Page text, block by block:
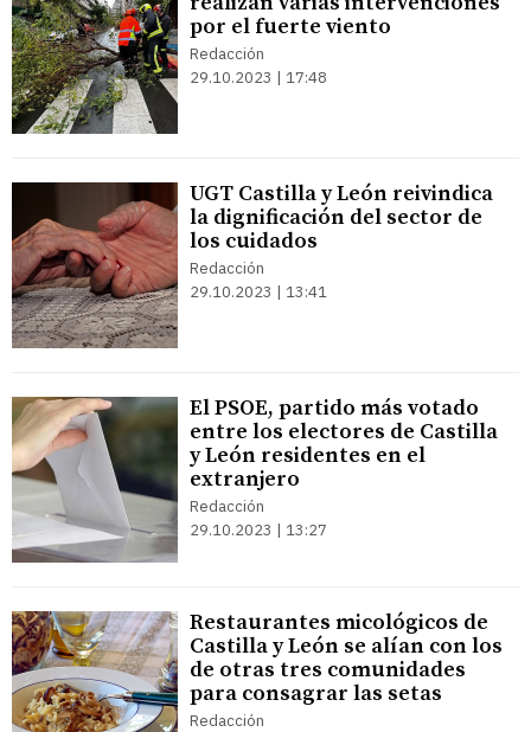
por el fuerte viento
Redacción
29.10.2023 | 17:48
UGT Castilla y León reivindica
la dignificación del sector de
los cuidados
Redacción
29.10.2023 | 13:41
El PSOE, partido más votado
entre los electores de Castilla
y León residentes en el
extranjero
Redacción
29.10.2023 | 13:27
Restaurantes micológicos de
Castilla y León se alían con los
de otras tres comunidades
para consagrar las setas
Redacción